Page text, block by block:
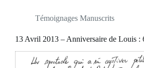
Témoignages Manuscrits
13 Avril 2013 – Anniversaire de Louis :